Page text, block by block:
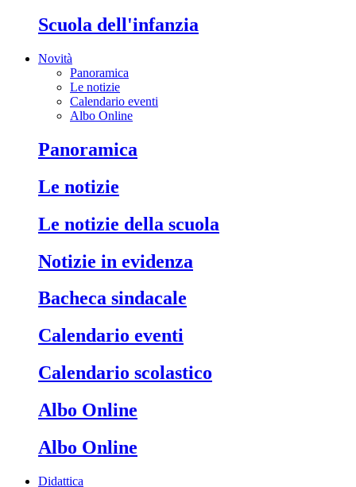
Scuola dell'infanzia
Novità
Panoramica
Le notizie
Calendario eventi
Albo Online
Panoramica
Le notizie
Le notizie della scuola
Notizie in evidenza
Bacheca sindacale
Calendario eventi
Calendario scolastico
Albo Online
Albo Online
Didattica